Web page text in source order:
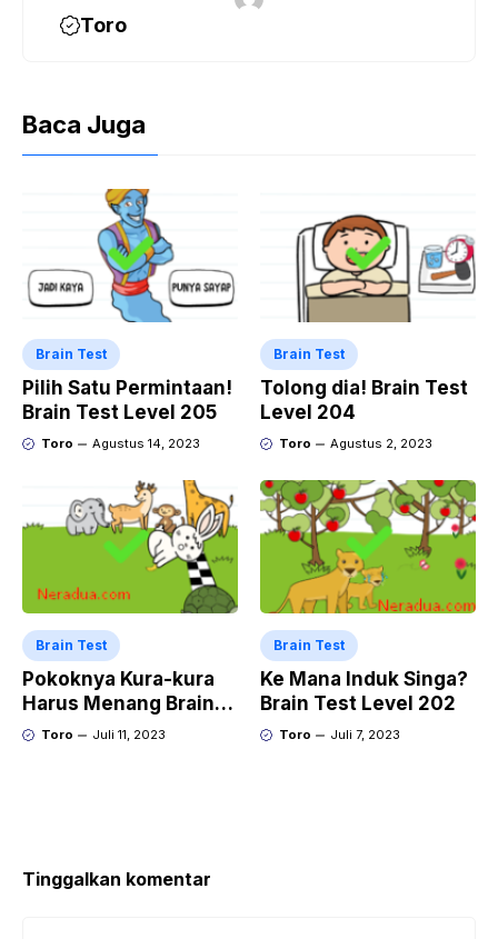
oToro
Baca Juga
Brain Test
Pilih Satu Permintaan!
Brain Test Level 205
Toro Agustus 14, 2023
Brain Test
Tolong dia! Brain Test
Level 204
Toro Agustus 2, 2023
Brain Test
Pokoknya Kura-kura
Harus Menang Brain
Test Level 203
Toro Juli 11, 2023
Brain Test
Ke Mana Induk Singa?
Brain Test Level 202
Toro Juli 7, 2023
Tinggalkan komentar